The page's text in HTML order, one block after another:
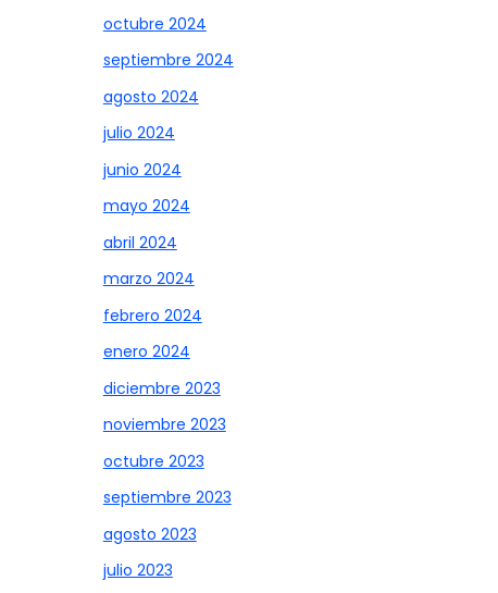
octubre 2024
septiembre 2024
agosto 2024
julio 2024
junio 2024
mayo 2024
abril 2024
marzo 2024
febrero 2024
enero 2024
diciembre 2023
noviembre 2023
octubre 2023
septiembre 2023
agosto 2023
julio 2023